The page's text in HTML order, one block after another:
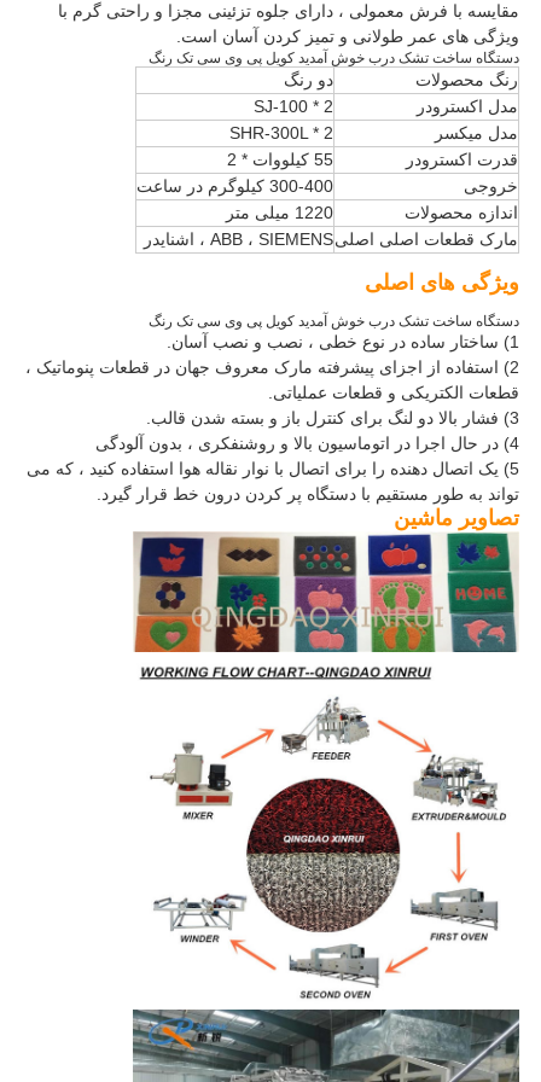
مقایسه با فرش معمولی ، دارای جلوه تزئینی مجزا و راحتی گرم با
ویژگی های عمر طولانی و تمیز کردن آسان است.
دستگاه ساخت تشک درب خوش آمدید کویل پی وی سی تک رنگ
رنگ محصولات
دو رنگ
مدل اکسترودر
SJ-100 * 2
مدل میکسر
SHR-300L * 2
قدرت اکسترودر
55 کیلووات * 2
خروجی
300-400 کیلوگرم در ساعت
اندازه محصولات
1220 میلی متر
مارک قطعات اصلی اصلیABB ، SIEMENS ، اشنایدر
ویژگی های اصلی
دستگاه ساخت تشک درب خوش آمدید کویل پی وی سی تک رنگ
1) ساختار ساده در نوع خطی ، نصب و نصب آسان.
2) استفاده از اجزای پیشرفته مارک معروف جهان در قطعات پنوماتیک ،
قطعات الکتریکی و قطعات عملیاتی.
3) فشار بالا دو لنگ برای کنترل باز و بسته شدن قالب.
4) در حال اجرا در اتوماسیون بالا و روشنفکری ، بدون آلودگی
5) یک اتصال دهنده را برای اتصال با نوار نقاله هوا استفاده کنید ، که می
تواند به طور مستقیم با دستگاه پر کردن درون خط قرار گیرد.
تصاویر ماشین